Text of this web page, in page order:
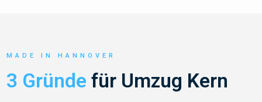
MADE IN HANNOVER
3 Gründe für Umzug Kern